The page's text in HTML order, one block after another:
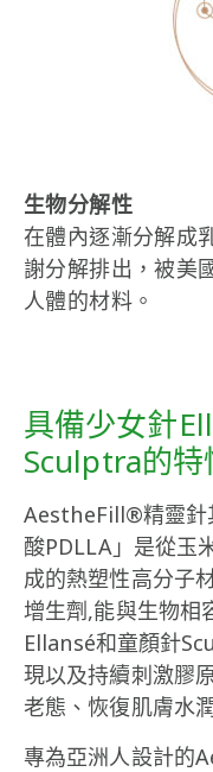
生物分解性
在體內逐漸分解成
謝分解排出，被美
人體的材料。
具備少女針
Sculptra的特
AestheFill®精靈針
酸PDLLA」是從玉
成的熱塑性高分子
增生劑,能與生物相
Ellansé和童顏針
現以及持續刺激膠
老態、恢復肌膚水
專為亞洲人設計的